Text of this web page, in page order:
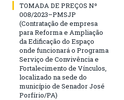
TOMADA DE PREÇOS Nº
008/2023–PMSJP
(Contratação de empresa
para Reforma e Ampliação
da Edificação do Espaço
onde funcionará o Programa
Serviço de Convivência e
Fortalecimento de Vínculos,
localizado na sede do
município de Senador José
Porfírio/PA)